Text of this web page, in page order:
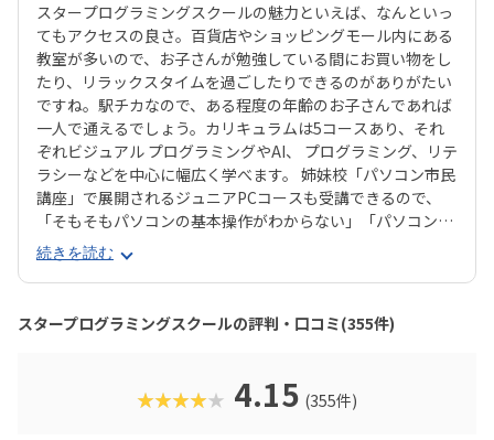
スタープログラミングスクールの魅力といえば、なんといっ
てもアクセスの良さ。百貨店やショッピングモール内にある
教室が多いので、お子さんが勉強している間にお買い物をし
たり、リラックスタイムを過ごしたりできるのがありがたい
ですね。駅チカなので、ある程度の年齢のお子さんであれば
一人で通えるでしょう。カリキュラムは5コースあり、それ
ぞれビジュアル プログラミングやAI、 プログラミング、リテ
ラシーなどを中心に幅広く学べます。 姉妹校「パソコン市民
講座」で展開されるジュニアPCコースも受講できるので、
「そもそもパソコンの基本操作がわからない」「パソコンで
何ができるかを学びたい」といったお子さんにもピッタリで
す。それぞれのお子さんの興味に合ったコースが見つかりや
すいのは安心ですね。スタープログラミングスクールは、過
去に総務省「若年層に対するプログラミング教育の普及推
進」事業に採択され、新潟市の小中学校で授業を実施した実
の顔は真剣そのもの。やる気があればどんどん高度なものが
作れるので、のめり込むタイプのお子さんにおすすめの教室
続きを読む
スタープログラミングスクールの評判・口コミ(355件)
★★★★★ 4.15 (355件)